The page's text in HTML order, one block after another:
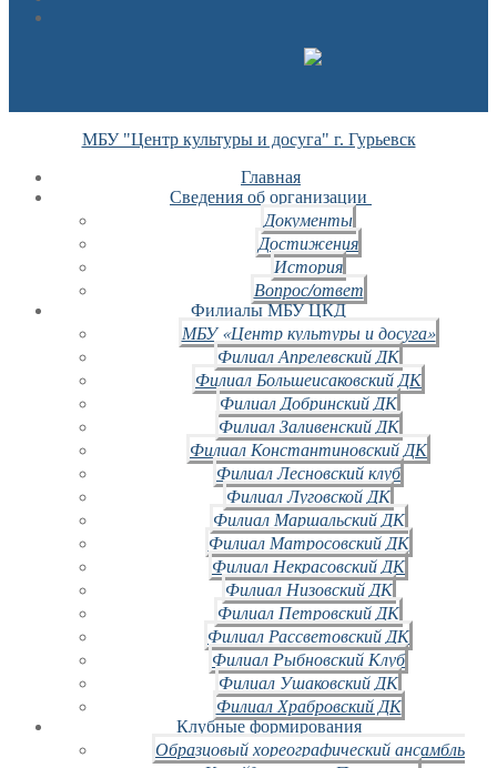
МБУ "Центр культуры и досуга" г. Гурьевск
Главная
Сведения об организации
Документы
Достижения
История
Вопрос/ответ
Филиалы МБУ ЦКД
МБУ «Центр культуры и досуга»
Филиал Апрелевский ДК
Филиал Большеисаковский ДК
Филиал Добринский ДК
Филиал Заливенский ДК
Филиал Константиновский ДК
Филиал Лесновский клуб
Филиал Луговской ДК
Филиал Маршальский ДК
Филиал Матросовский ДК
Филиал Некрасовский ДК
Филиал Низовский ДК
Филиал Петровский ДК
Филиал Рассветовский ДК
Филиал Рыбновский Клуб
Филиал Ушаковский ДК
Филиал Храбровский ДК
Клубные формирования
Образцовый хореографический ансамбль